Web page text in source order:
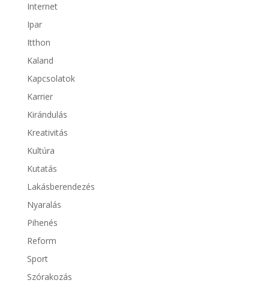
Internet
Ipar
Itthon
Kaland
Kapcsolatok
Karrier
Kirándulás
Kreativitás
Kultúra
Kutatás
Lakásberendezés
Nyaralás
Pihenés
Reform
Sport
Szórakozás